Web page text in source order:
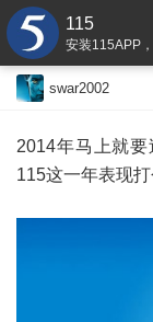
115
安装115APP
swar2002
2014年马上就
115这一年表现打